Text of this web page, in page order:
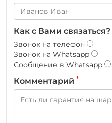
Как с Вами связаться?
Звонок на телефон
Звонок на Whatsapp
Сообщение в Whatsapp
Комментарий *